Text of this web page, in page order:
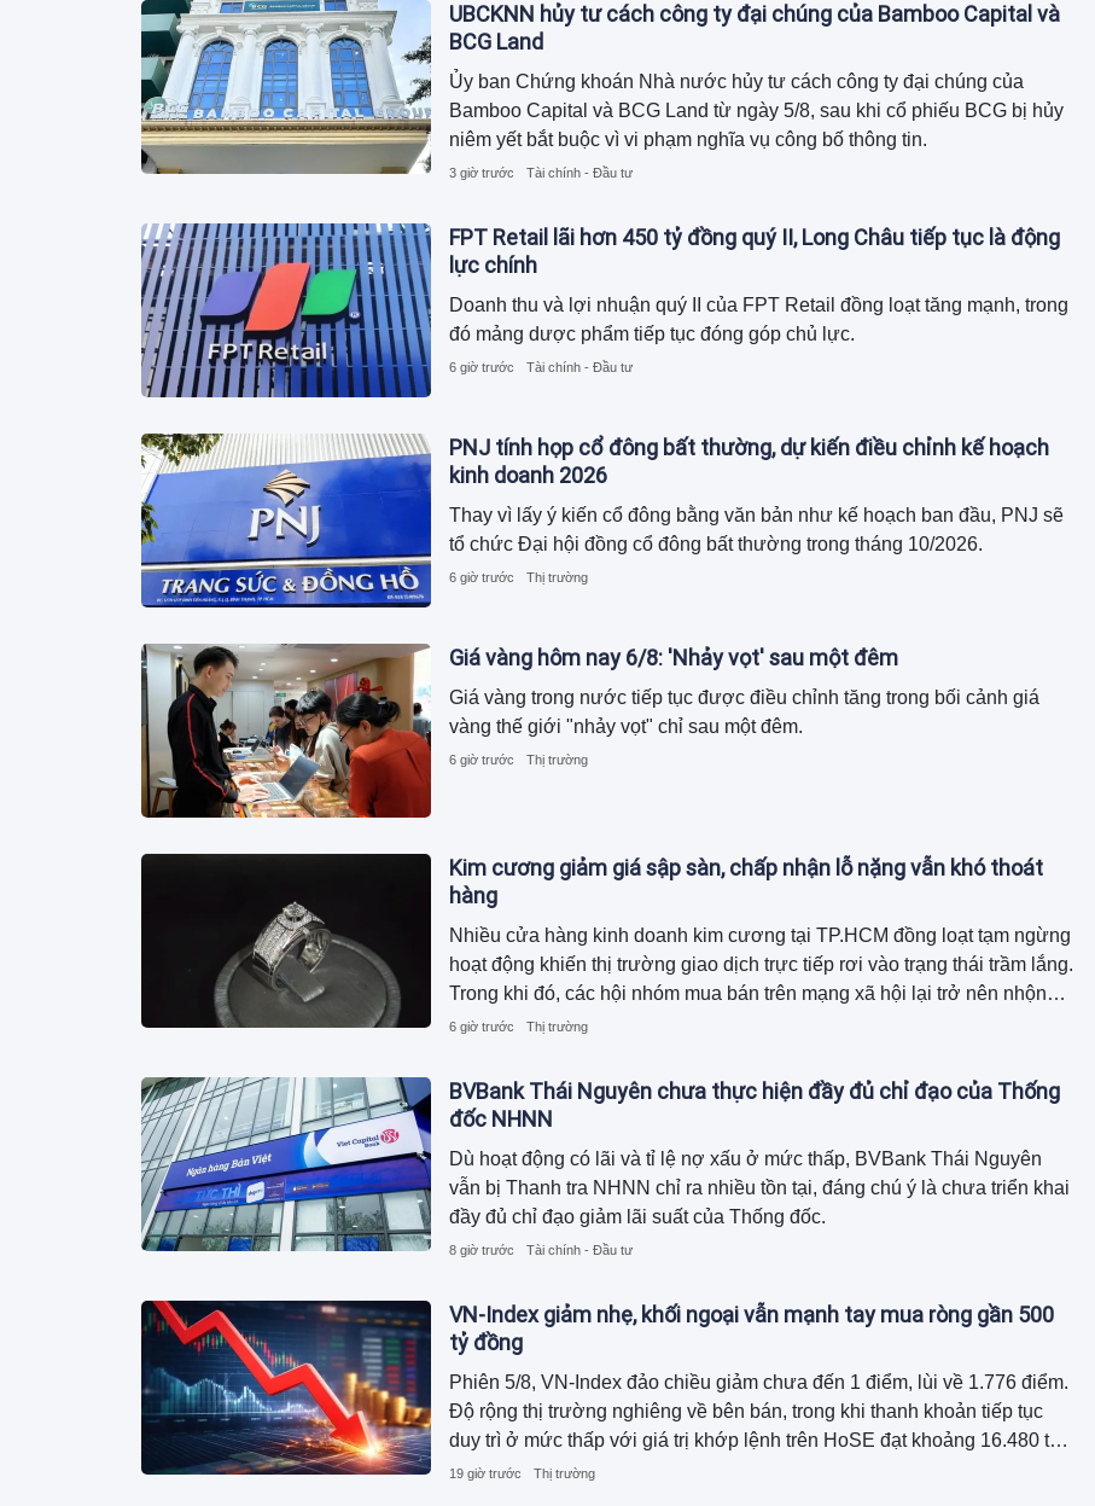
UBCKNN hủy tư cách công ty đại chúng của Bamboo Capital và
BCG Land
Ủy ban Chứng khoán Nhà nước hủy tư cách công ty đại chúng của
Bamboo Capital và BCG Land từ ngày 5/8, sau khi cổ phiếu BCG bị hủy
niêm yết bắt buộc vì vi phạm nghĩa vụ công bố thông tin.
3 giờ trước Tài chính - Đầu tư
FPT Retail lãi hơn 450 tỷ đồng quý II, Long Châu tiếp tục là động
lực chính
Doanh thu và lợi nhuận quý II của FPT Retail đồng loạt tăng mạnh, trong
đó mảng dược phẩm tiếp tục đóng góp chủ lực.
6 giờ trước Tài chính - Đầu tư
PNJ tính họp cổ đông bất thường, dự kiến điều chỉnh kế hoạch
kinh doanh 2026
Thay vì lấy ý kiến cổ đông bằng văn bản như kế hoạch ban đầu, PNJ sẽ
tổ chức Đại hội đồng cổ đông bất thường trong tháng 10/2026.
6 giờ trước Thị trường
Giá vàng hôm nay 6/8: 'Nhảy vọt' sau một đêm
Giá vàng trong nước tiếp tục được điều chỉnh tăng trong bối cảnh giá
vàng thế giới "nhảy vọt" chỉ sau một đêm.
6 giờ trước Thị trường
Kim cương giảm giá sập sàn, chấp nhận lỗ nặng vẫn khó thoát
hàng
Nhiều cửa hàng kinh doanh kim cương tại TP.HCM đồng loạt tạm ngừng
hoạt động khiến thị trường giao dịch trực tiếp rơi vào trạng thái trầm lắng.
Trong khi đó, các hội nhóm mua bán trên mạng xã hội lại trở nên nhộn
nhịp với hàng loạt sản phẩm được rao bán dưới giá mua, thậm chí giảm
6 giờ trước Thị trường
BVBank Thái Nguyên chưa thực hiện đầy đủ chỉ đạo của Thống
đốc NHNN
Dù hoạt động có lãi và tỉ lệ nợ xấu ở mức thấp, BVBank Thái Nguyên
vẫn bị Thanh tra NHNN chỉ ra nhiều tồn tại, đáng chú ý là chưa triển khai
đầy đủ chỉ đạo giảm lãi suất của Thống đốc.
8 giờ trước Tài chính - Đầu tư
VN-Index giảm nhẹ, khối ngoại vẫn mạnh tay mua ròng gần 500
tỷ đồng
Phiên 5/8, VN-Index đảo chiều giảm chưa đến 1 điểm, lùi về 1.776 điểm.
Độ rộng thị trường nghiêng về bên bán, trong khi thanh khoản tiếp tục
duy trì ở mức thấp với giá trị khớp lệnh trên HoSE đạt khoảng 16.480 tỷ
đồng.
19 giờ trước Thị trường